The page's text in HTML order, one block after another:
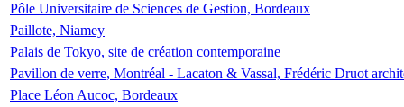
Pôle Universitaire de Sciences de Gestion, Bordeaux
Paillote, Niamey
Palais de Tokyo, site de création contemporaine
Pavillon de verre, Montréal - Lacaton & Vassal, Frédéric Druot
Place Léon Aucoc, Bordeaux